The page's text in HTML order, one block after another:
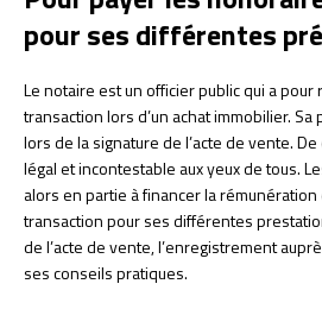
pour ses différentes
Le notaire est un officier public qui a
transaction lors d’un achat immobilier.
lors de la signature de l’acte de vente.
légal et incontestable aux yeux de tous.
alors en partie à financer la
transaction pour ses différentes
de l’acte de vente, l’enregistrement
ses conseils pratiques.